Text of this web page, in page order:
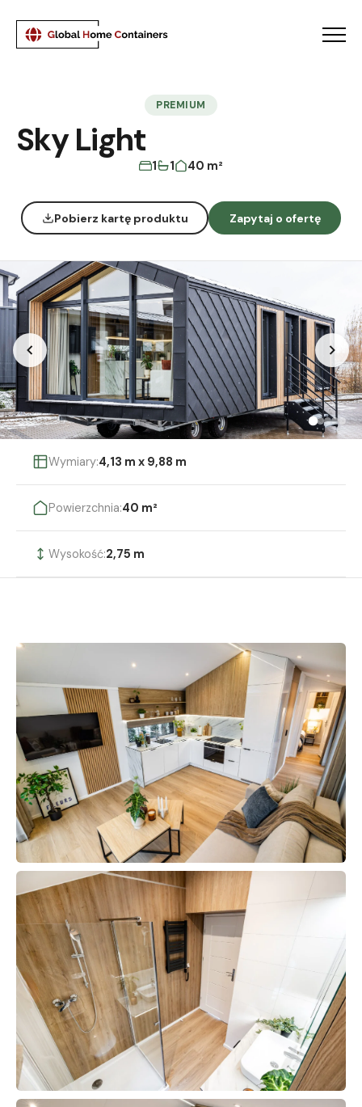
PREMIUM
Sky Light
1 1 40 m²
Pobierz kartę produktu Zapytaj o ofertę
Wymiary:4,13 m x 9,88 m
Powierzchnia:40 m²
Wysokość:2,75 m